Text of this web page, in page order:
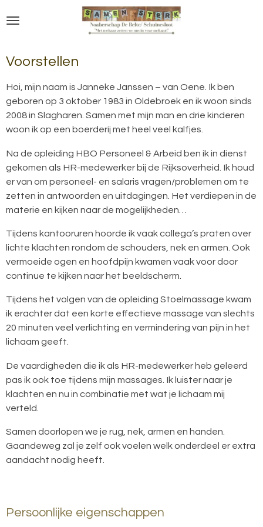
direct
de
hoofdinhoud
Voorstellen
Hoi, mijn naam is Janneke Janssen – van Oene. Ik ben
geboren op 3 oktober 1983 in Oldebroek en ik woon sinds
2008 in Slagharen. Samen met mijn man en drie kinderen
woon ik op een boerderij met heel veel kalfjes.
Na de opleiding HBO Personeel & Arbeid ben ik in dienst
gekomen als HR-medewerker bij de Rijksoverheid. Ik houd
er van om personeel- en salaris vragen/problemen om te
zetten in antwoorden en uitdagingen. Het verdiepen in de
materie en kijken naar de mogelijkheden…
Tijdens kantooruren hoorde ik vaak collega’s praten over
lichte klachten rondom de schouders, nek en armen. Ook
vermoeide ogen en hoofdpijn kwamen vaak voor door
continue te kijken naar het beeldscherm.
Tijdens het volgen van de opleiding Stoelmassage kwam
ik erachter dat een korte effectieve massage van slechts
20 minuten veel verlichting en vermindering van pijn in het
lichaam geeft.
De vaardigheden die ik als HR-medewerker heb geleerd
pas ik ook toe tijdens mijn massages. Ik luister naar je
klachten en nu in combinatie met wat je lichaam mij
verteld.
Samen doorlopen we je rug, nek, armen en handen.
Gaandeweg zal je zelf ook voelen welk onderdeel er extra
aandacht nodig heeft.
Persoonlijke eigenschappen